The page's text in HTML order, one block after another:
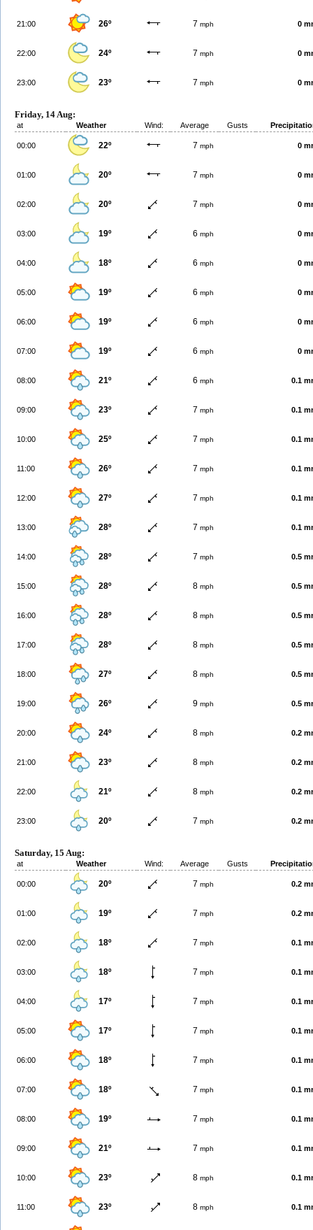
21:00 26º 7 mph 0
22:00 24º 7 mph 0
23:00 23º 7 mph 0
Friday, 14 Aug:
at Weather Wind: Average Gusts
00:00 22º 7 mph 0
01:00 20º 7 mph 0
02:00 20º 7 mph 0
03:00 19º 6 mph 0
04:00 18º 6 mph 0
05:00 19º 6 mph 0
06:00 19º 6 mph 0
07:00 19º 6 mph 0
08:00 21º 6 mph 0.1
09:00 23º 7 mph 0.1
10:00 25º 7 mph 0.1
11:00 26º 7 mph 0.1
12:00 27º 7 mph 0.1
13:00 28º 7 mph 0.1
14:00 28º 7 mph 0.5
15:00 28º 8 mph 0.5
16:00 28º 8 mph 0.5
17:00 28º 8 mph 0.5
18:00 27º 8 mph 0.5
19:00 26º 9 mph 0.5
20:00 24º 8 mph 0.2
21:00 23º 8 mph 0.2
22:00 21º 8 mph 0.2
23:00 20º 7 mph 0.2
Saturday, 15 Aug:
at Weather Wind: Average Gusts
00:00 20º 7 mph 0.2
01:00 19º 7 mph 0.2
02:00 18º 7 mph 0.1
03:00 18º 7 mph 0.1
04:00 17º 7 mph 0.1
05:00 17º 7 mph 0.1
06:00 18º 7 mph 0.1
07:00 18º 7 mph 0.1
08:00 19º 7 mph 0.1
09:00 21º 7 mph 0.1
10:00 23º 8 mph 0.1
11:00 23º 8 mph 0.1